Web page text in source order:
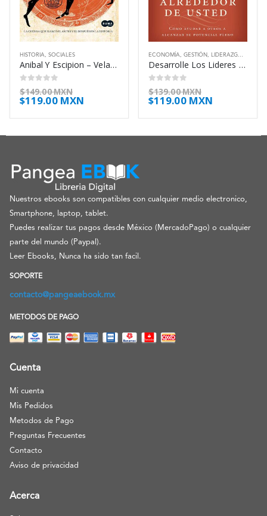
HISTORIA, SOCIALES
Anibal Y Escipion – Velasco Piña Antonio
0out of 5
$149.00 MXN
$119.00 MXN
ECONOMÍA, GESTIÓN , LIDERAZGO
Desarrolle Los Lideres Que Estan Alrededor – Maxwell John C
0out of 5
$139.00 MXN
$119.00 MXN
Nuestros ebooks son compatibles con cualquier medio electronico,
Smartphone, laptop, tablet.
Puedes realizar tus pagos desde México (MercadoPago) o cualquier
parte del mundo (Paypal).
Leer Ebooks, Nunca ha sido tan facil.
SOPORTE
contacto@pangeaebook.mx
METODOS DE PAGO
Cuenta
Mi cuenta
Mis Pedidos
Metodos de Pago
Preguntas Frecuentes
Contacto
Aviso de privacidad
Acerca